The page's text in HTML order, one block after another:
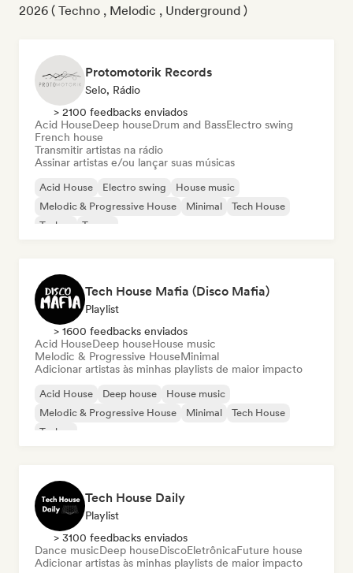
2026 ( Techno , Melodic , Underground )
Protomotorik Records
Selo, Rádio
> 2100 feedbacks enviados
Acid HouseDeep houseDrum and BassElectro swing
French house
Transmitir artistas na rádio
Assinar artistas e/ou lançar suas músicas
Acid House Electro swing
House music
Melodic & Progressive House
Minimal
Tech House
Techno
Trance
Tech House Mafia (Disco Mafia)
Playlist
> 1600 feedbacks enviados
Acid HouseDeep houseHouse music
Melodic & Progressive HouseMinimal
Adicionar artistas às minhas playlists de maior impacto
Acid House Deep house
House music
Melodic & Progressive House
Minimal
Tech House
Techno
Tech House Daily
Playlist
> 3100 feedbacks enviados
Dance musicDeep houseDiscoEletrônicaFuture house
Adicionar artistas às minhas playlists de maior impacto